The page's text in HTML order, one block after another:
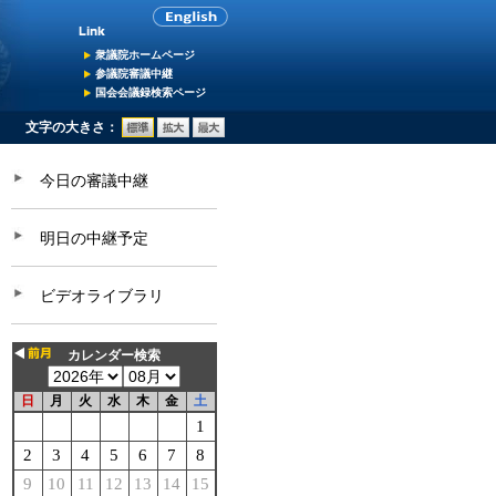
衆議院ホームページ
参議院審議中継
国会会議録検索ページ
文字の大きさ：
今日の審議中継
明日の中継予定
ビデオライブラリ
カレンダー検索
日 月 火 水 木 金 土
1
2
3 4 5 6 7
8
9
10 11 12 13 14
15